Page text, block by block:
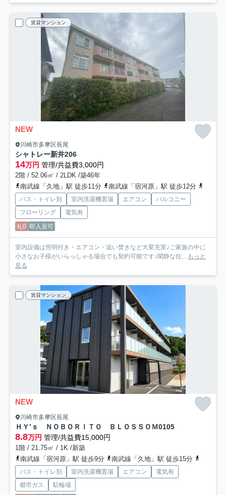
賃貸マンション
NEW
川崎市多摩区長尾
シャトレー新井206
14万円 管理/共益費3,000円
2階 / 52.06㎡ / 2LDK /築46年
南武線「久地」駅 徒歩11分
南武線「宿河原」駅 徒歩12分
バス・トイレ別 室内洗濯機置場 エアコン
バルコニー
フローリング
電気有
礼0 即入居可
室内設備は照明付き・エアコン・追い焚きなど大変充実♪ご家族の中に
小さなお子様がいらっしゃる場合でも契約可能です♪閑静な住... もっと
見る
賃貸マンション
NEW
川崎市多摩区長尾
ＨＹ’ｓ ＮＯＢＯＲＩＴＯ ＢＬＯＳＳＯＭ0105
8.8万円 管理/共益費15,000円
1階 / 21.75㎡ / 1K /新築
南武線「宿河原」駅 徒歩9分
南武線「久地」駅 徒歩15分
バス・トイレ別 室内洗濯機置場 エアコン
電気有
都市ガス
駐輪場